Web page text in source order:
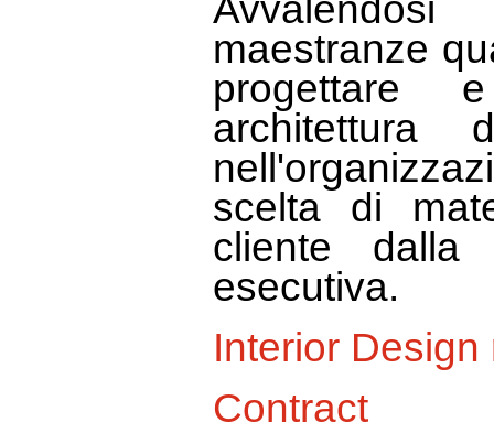
maestranze
progettare
architettura
scelta di
cliente dalla
esecutiva.
Interior
Contract